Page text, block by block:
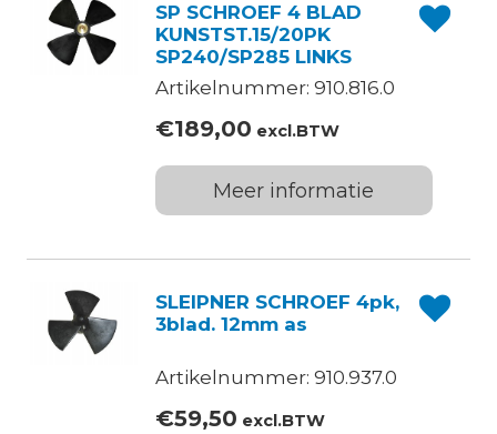
SP SCHROEF 4 BLAD
KUNSTST.15/20PK
SP240/SP285 LINKS
Artikelnummer: 910.816.0
€189,00 excl.BTW
Meer informatie
SLEIPNER SCHROEF 4pk,
3blad. 12mm as
Artikelnummer: 910.937.0
€59,50 excl.BTW